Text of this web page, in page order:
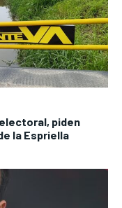
piden
la Espriella